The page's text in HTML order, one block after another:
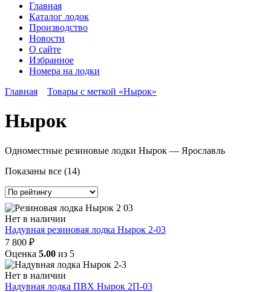
Главная
Каталог лодок
Производство
Новости
О сайте
Избранное
Номера на лодки
Главная
Товары с меткой «Нырок»
Нырок
Одноместные резиновые лодки Нырок — Ярославль
Показаны все (14)Сортировка:
рейтингу
Нет в наличии
Надувная резиновая лодка Нырок 2-03
7 800 ₽
Оценка 5.00 из 5
Нет в наличии
Надувная лодка ПВХ Нырок 2П-03